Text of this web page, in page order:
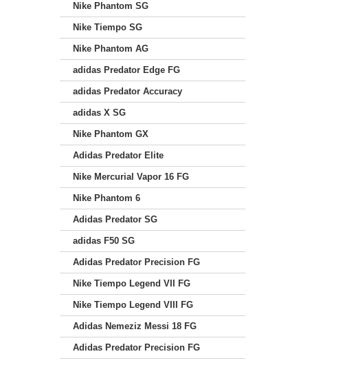
Nike Phantom SG
Nike Tiempo SG
Nike Phantom AG
adidas Predator Edge FG
adidas Predator Accuracy
adidas X SG
Nike Phantom GX
Adidas Predator Elite
Nike Mercurial Vapor 16 FG
Nike Phantom 6
Adidas Predator SG
adidas F50 SG
Adidas Predator Precision FG
Nike Tiempo Legend VII FG
Nike Tiempo Legend VIII FG
Adidas Nemeziz Messi 18 FG
Adidas Predator Precision FG